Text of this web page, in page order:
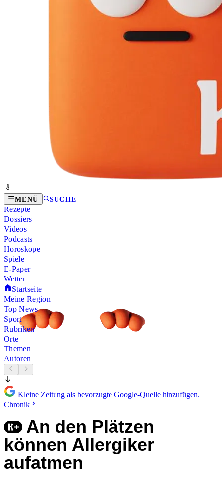
MENÜ SUCHE
Rezepte
Dossiers
Videos
Podcasts
Horoskope
Spiele
E-Paper
Wetter
Startseite
Meine Region
Top News
Sport
Rubriken
Orte
Themen
Autoren
Kleine Zeitung als bevorzugte Google-Quelle hinzufügen.
Chronik
An den Plätzen
können Allergiker
aufatmen